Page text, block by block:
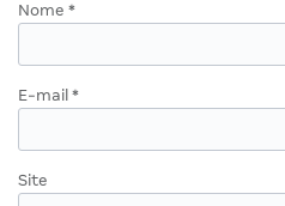
Nome *
E-mail *
Site